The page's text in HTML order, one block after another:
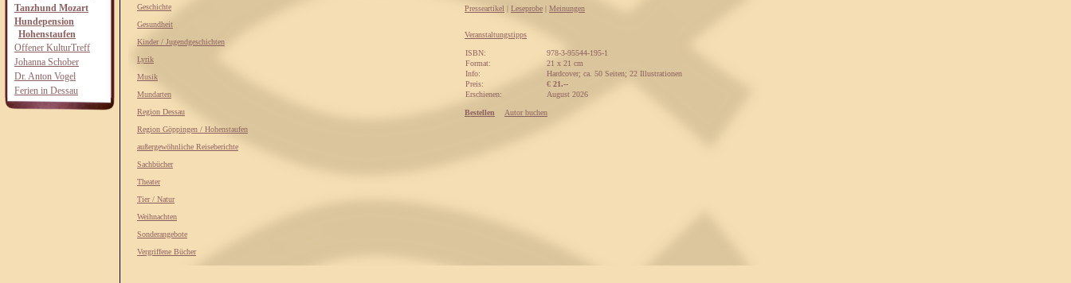
Tanzhund Mozart
Hundepension
Hohenstaufen
Offener KulturTreff
Johanna Schober
Dr. Anton Vogel
Ferien in Dessau
Geschichte
Gesundheit
Kinder / Jugendgeschichten
Lyrik
Musik
Mundarten
Region Dessau
Region Göppingen / Hohenstaufen
außergewöhnliche Reiseberichte
Sachbücher
Theater
Tier / Natur
Weihnachten
Sonderangebote
Vergriffene Bücher
Presseartikel | Leseprobe | Meinungen
Veranstaltungstipps
ISBN:
978-3-95544-195-1
Format:
21 x 21 cm
Info:
Hardcover; ca. 50 Seiten; 22 Illustrationen
Preis:
€ 21.--
Erschienen:
August 2026
Bestellen Autor buchen